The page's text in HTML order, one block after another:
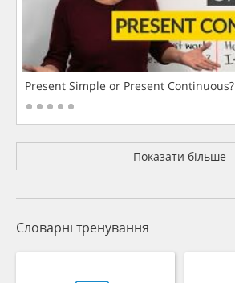
Present Simple or Present Continuous?
Показати більше
Словарні тренування